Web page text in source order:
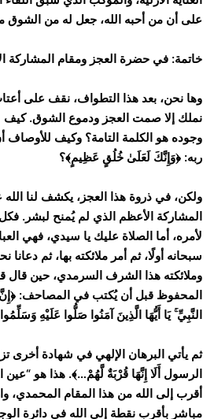
على أن من أحبه الله، جعل له من الشوق
خاتمة: في حضرة العجز ومقام المشاركة
وها نحن، بعد هذا التطواف، نقف على
نملك إلا صمت العجز ودموع الشوق. كيف
وجوده هو الكلمة التامة؟ وكيف
ربه: ﴿وَإِنَّكَ لَعَلَىٰ خُلُقٍ عَظِيمٍ﴾؟
ولكن، في ذروة هذا العجز، يكشف لنا
المشاركة الأعظم الذي لم يُمنح لبشر. فكل
لأمره، أما الصلاة عليك يا سيدي، فهي
سبحانه أولًا، ثم أمر ملائكته بها، ثم دعانا
وملائكته هذا الشرف السرمدي، حين قال
المحفوظ قبل أن يُكتب في المصاحف: ﴿إِنَّ
النَّبِيِّ ۚ يَا أَيُّهَا الَّذِينَ آمَنُوا صَلُّوا عَلَيْهِ
ثم يأتي البرهان الإلهي في شهادة أخرى
الرسول أَلَا إِنَّهَا قُرْبَةٌ لَّهُمْ…﴾. هذا هو “عين
أقرب إلى الله من هذا المقام المحمدي،
مباشر بأقرب نقطة إلى الله في دائرة